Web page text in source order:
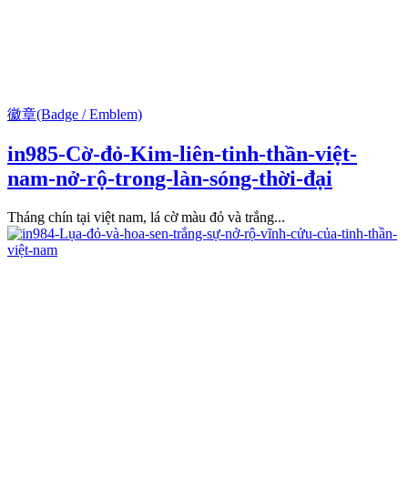
徽章(Badge / Emblem)
in985-Cờ-đỏ-Kim-liên-tinh-thần-việt-
nam-nở-rộ-trong-làn-sóng-thời-đại
Tháng chín tại việt nam, lá cờ màu đỏ và trắng...